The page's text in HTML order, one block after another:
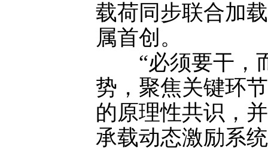
载荷同步联合加
属首创。
“必须要干，而
势，聚焦关键环
的原理性共识，
承载动态激励系